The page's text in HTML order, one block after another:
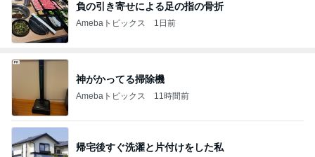
負の引き寄せによる足の指の骨折
Amebaトピックス 1日前
神がかってる掃除機
Amebaトピックス 11時間前
帰宅後すぐ洗濯と片付けをした私